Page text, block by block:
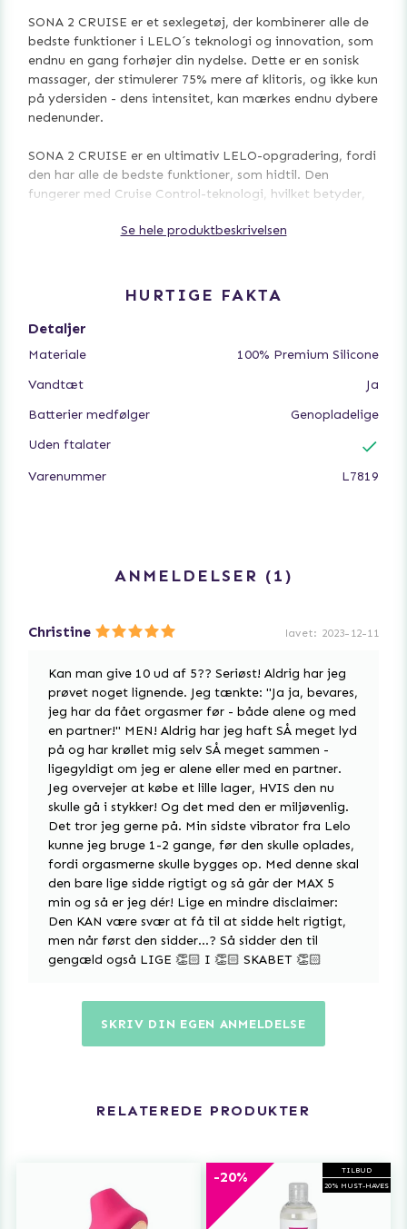
SONA 2 CRUISE er et sexlegetøj, der kombinerer alle de
bedste funktioner i LELO´s teknologi og innovation, som
endnu en gang forhøjer din nydelse. Dette er en sonisk
massager, der stimulerer 75% mere af klitoris, og ikke kun
på ydersiden - dens intensitet, kan mærkes endnu dybere
nedenunder.
SONA 2 CRUISE er en ultimativ LELO-opgradering, fordi
den har alle de bedste funktioner, som hidtil. Den
fungerer med Cruise Control-teknologi, hvilket betyder,
kraft, hvilket resultere i en perfekt konsistent,
er 12 kraftfulde, men stadig blide indstillinger, så du kan
finde den perfekte for dig. For mere praktisk brug,
for at skubbe og holde (-) på controlleren, så fungerer
knap.
lavet af 100% silikone af medicinsk kvalitet, og den er
Se hele produktbeskrivelsen
HURTIGE FAKTA
Detaljer
Materiale
100% Premium Silicone
Vandtæt
Ja
Batterier medfølger
Genopladelige
Uden ftalater
Varenummer L7819
ANMELDELSER 1
Christine lavet: 2023-12-11
Kan man give 10 ud af 5?? Seriøst! Aldrig har jeg
prøvet noget lignende. Jeg tænkte: "Ja ja, bevares,
jeg har da fået orgasmer før - både alene og med
en partner!" MEN! Aldrig har jeg haft SÅ meget lyd
på og har krøllet mig selv SÅ meget sammen -
ligegyldigt om jeg er alene eller med en partner.
Jeg overvejer at købe et lille lager, HVIS den nu
skulle gå i stykker! Og det med den er miljøvenlig.
Det tror jeg gerne på. Min sidste vibrator fra Lelo
kunne jeg bruge 1-2 gange, før den skulle oplades,
fordi orgasmerne skulle bygges op. Med denne skal
den bare lige sidde rigtigt og så går der MAX 5
min og så er jeg dér! Lige en mindre disclaimer:
Den KAN være svær at få til at sidde helt rigtigt,
men når først den sidder...? Så sidder den til
gengæld også LIGE 👏🏻 I 👏🏻 SKABET 👏🏻
SKRIV DIN EGEN ANMELDELSE
RELATEREDE PRODUKTER
TILBUD
20% MUST-HAVES
-20%